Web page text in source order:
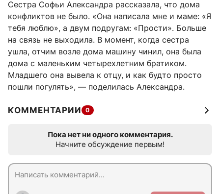
Сестра Софьи Александра рассказала, что дома
конфликтов не было. «Она написала мне и маме: «Я
тебя люблю», а двум подругам: «Прости». Больше
на связь не выходила. В момент, когда сестра
ушла, отчим возле дома машину чинил, она была
дома с маленьким четырехлетним братиком.
Младшего она вывела к отцу, и как будто просто
пошли погулять», — поделилась Александра.
КОММЕНТАРИИ 0
Пока нет ни одного комментария.
Начните обсуждение первым!